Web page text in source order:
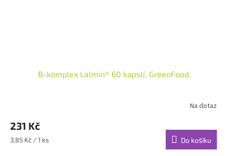
B-komplex Lalmin® 60 kapslí, GreenFood
Na dotaz
231 Kč
Měrná
3,85 Kč / 1 ks Do košíku